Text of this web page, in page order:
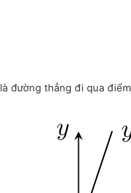
là đường thẳng đi qua điểm